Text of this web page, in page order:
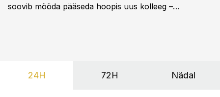
soovib mööda pääseda hoopis uus kolleeg –
24H 72H Nädal